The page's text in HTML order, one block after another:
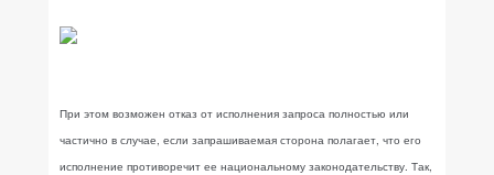
При этом возможен отказ от исполнения запроса полностью или
частично в случае, если запрашиваемая сторона полагает, что его
исполнение противоречит ее национальному законодательству. Так,